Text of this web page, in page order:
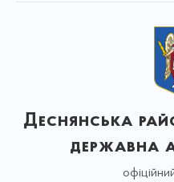
Деснянська
державна